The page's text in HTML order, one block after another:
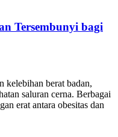
Tersembunyi bagi
kelebihan berat badan,
saluran cerna. Berbagai
erat antara obesitas dan